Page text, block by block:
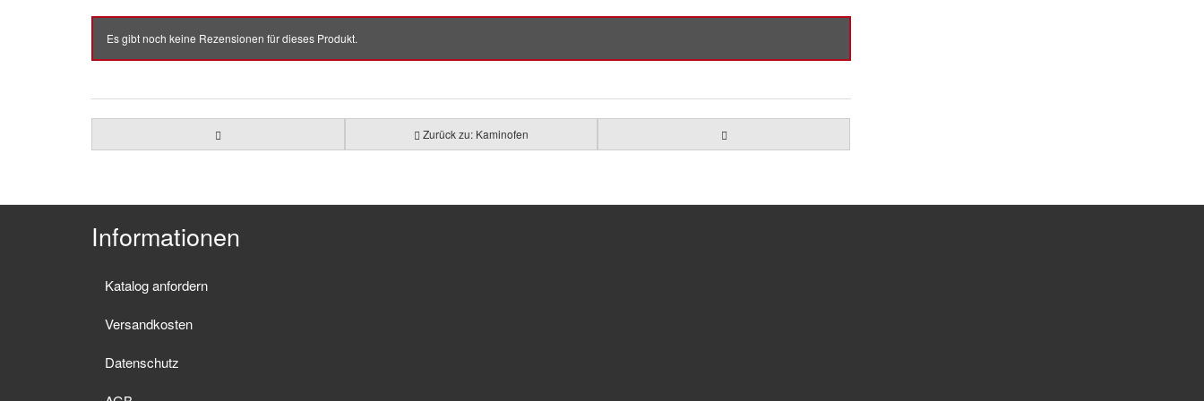
Es gibt noch keine Rezensionen für dieses Produkt.
Zurück zu: Kaminofen
Informationen
Katalog anfordern
Versandkosten
Datenschutz